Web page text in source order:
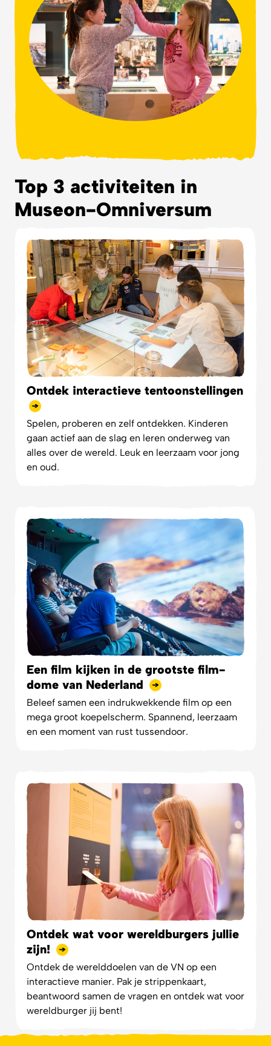
Top 3 activiteiten in
Museon-Omniversum
Ontdek interactieve tentoonstellingen
Spelen, proberen en zelf ontdekken. Kinderen
gaan actief aan de slag en leren onderweg van
alles over de wereld. Leuk en leerzaam voor jong
en oud.
Een film kijken in de grootste film-
dome van Nederland
Beleef samen een indrukwekkende film op een
mega groot koepelscherm. Spannend, leerzaam
en een moment van rust tussendoor.
Ontdek wat voor wereldburgers jullie
zijn!
Ontdek de werelddoelen van de VN op een
interactieve manier. Pak je strippenkaart,
beantwoord samen de vragen en ontdek wat voor
wereldburger jij bent!